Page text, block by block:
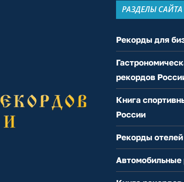
РАЗДЕЛЫ САЙТА
Рекорды для
рекордов
Книга
России
Рекорды